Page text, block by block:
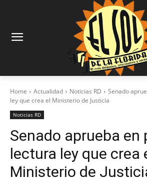
Home Actualidad Noticias RD
Senado
ley que crea el Ministerio de Justicia
Noticias RD
Senado aprueba en
lectura ley que crea
Ministerio de